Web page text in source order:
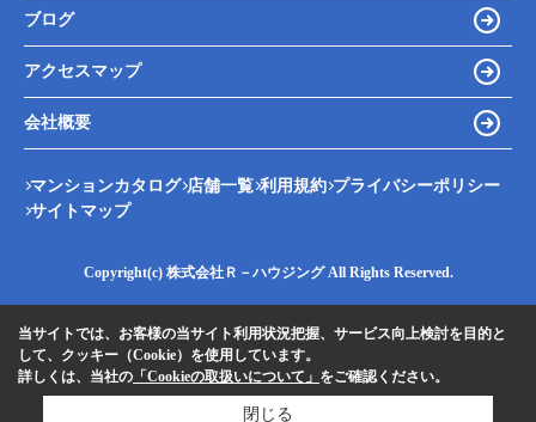
ブログ
アクセスマップ
会社概要
マンションカタログ 店舗一覧 利用規約 プライバシーポリシー
サイトマップ
Copyright(c) 株式会社Ｒ－ハウジング All Rights Reserved.
当サイトでは、お客様の当サイト利用状況把握、サービス向上検討を目的と
して、クッキー（Cookie）を使用しています。
詳しくは、当社の 「Cookieの取扱いについて」 をご確認ください。
閉じる